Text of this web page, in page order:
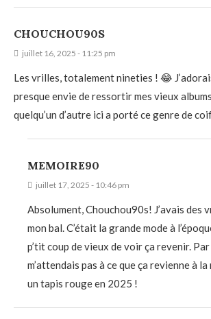
CHOUCHOU90S
juillet 16, 2025 - 11:25 pm
Les vrilles, totalement nineties ! 😂
presque envie de ressortir mes vieux
quelqu’un d’autre ici a porté ce genre de
MEMOIRE90
juillet 17, 2025 - 10:46 pm
Absolument, Chouchou90s! J’avais des
mon bal. C’était la grande mode à
p’tit coup de vieux de voir ça revenir.
m’attendais pas à ce que ça revienne à
un tapis rouge en 2025 !